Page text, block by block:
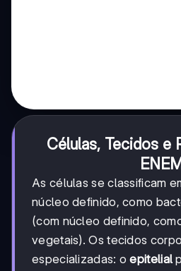
Células, Tecidos e
ENEM
As células se classificam
núcleo definido, como
(com núcleo definido,
vegetais). Os tecidos
especializadas: oepitelial